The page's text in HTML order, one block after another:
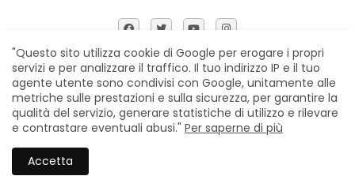
Home Chi siamo Contatti
Privacy Policy
Segnalazioni
All Right Reserved Copyright © Fattitaliani
"Questo sito utilizza cookie di Google per erogare i propri
servizi e per analizzare il traffico. Il tuo indirizzo IP e il tuo
agente utente sono condivisi con Google, unitamente alle
metriche sulle prestazioni e sulla sicurezza, per garantire la
qualità del servizio, generare statistiche di utilizzo e rilevare
e contrastare eventuali abusi." Per saperne di più
Accetta